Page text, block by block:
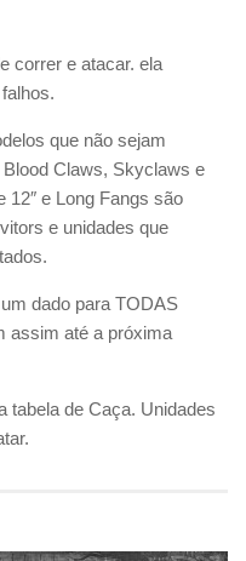
correr e atacar. ela
que não sejam
Claws, Skyclaws e
12″ e Long Fangs são
e unidades que
dado para TODAS
assim até a próxima
tabela de Caça. Unidades